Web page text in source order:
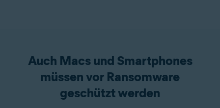
Auch Macs und Smartphones
müssen vor Ransomware
geschützt werden